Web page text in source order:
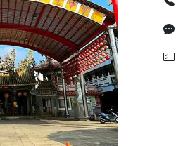
【新北貢寮 南極玉明殿】中元普
下善緣。
【桃園慈善宮(天公廟)】中元普渡
是「超級加倍」！
【台北北投 福慶宮】慶讚中元普
【桃園龜山 慈恩宮】瑤池金母聖
【桃園龜山 慈恩宮】丙午年慶讚